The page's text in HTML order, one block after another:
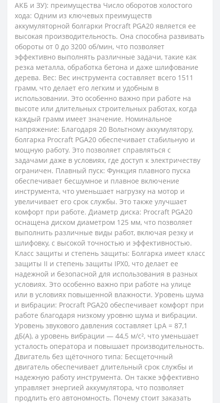
АКБ и ЗУ): преимущества Число оборотов холостого
хода: Одним из ключевых преимуществ
аккумуляторной болгарки Procraft PGA20 является ее
высокая производительность. Она способна развивать
обороты от 0 до 3200 об/мин, что позволяет
эффективно выполнять различные задачи, такие как
резка металла, обработка бетона и даже шлифование
дерева. Вес: Вес инструмента составляет всего 1511
грамм, что делает его легким и удобным в
использовании. Это особенно важно при работе на
высоте или длительных строительных работах, когда
каждый грамм имеет значение. Номинальное
напряжение: Благодаря 20 Вольтному аккумулятору,
болгарка Procraft PGA20 обеспечивает стабильную и
мощную работу. Это позволяет справляться с
задачами даже в условиях, где доступ к электричеству
ограничен. Плавный пуск: Функция плавного пуска
обеспечивает бесшумное и плавное включение
инструмента, что уменьшает нагрузку на мотор и
увеличивает его срок службы. Это также улучшает
комфорт при работе. Диаметр диска: Procraft PGA20
оснащена диском диаметром 125 мм, что позволяет
выполнить различные виды работ, включая резку и
шлифовку, с высокой точностью и эффективностью.
Класс защиты и степень защиты: Болгарка имеет класс
защиты II и степень защиты IPX0, что делает ее
надежной и безопасной для использования в разных
условиях. Это особенно важно при работе на улице
или в условиях повышенной влажности. Уровень шума
и вибрации: Procraft PGA20 обеспечивает комфорт при
работе благодаря низкому уровню шума и вибрации.
Уровень звукового давления составляет LpA = 87,1
дБ(А), а уровень вибрации — 44,5 м/с², что уменьшает
усталость оператора и повышает производительность.
Двигатель без щёточного типа: Бесщеточный
двигатель обеспечивает длительный срок службы и
надежную работу инструмента. Он также эффективно
управляет энергией аккумулятора, что позволяет
продлить его автономность. Почему стоит заказать